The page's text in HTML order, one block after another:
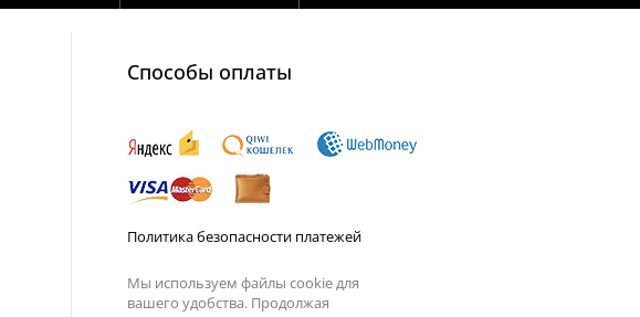
Способы оплаты
Политика безопасности платежей
Мы используем файлы cookie для
вашего удобства. Продолжая